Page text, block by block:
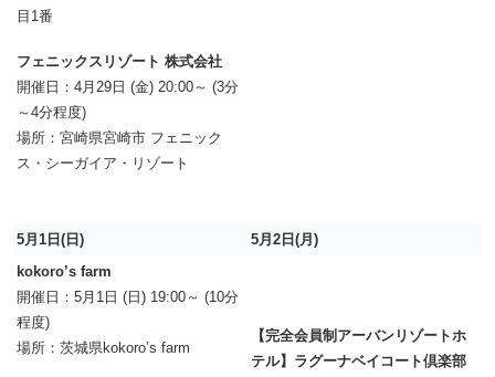
目1番
フェニックスリゾート 株式会社
開催日：4月29日 (金) 20:00～ (3分
～4分程度)
場所：宮崎県宮崎市 フェニック
ス・シーガイア・リゾート
5月1日(日)
5月2日(月)
kokoro’s farm
開催日：5月1日 (日) 19:00～ (10分
程度)
場所：茨城県kokoro’s farm
【完全会員制アーバンリゾートホ
テル】ラグーナベイコート倶楽部